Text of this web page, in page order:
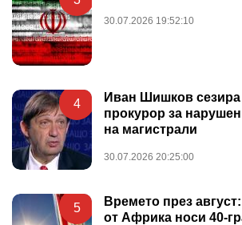
30.07.2026 19:52:10
4
Иван Шишков сезира
прокурор за
на магистрали
30.07.2026 20:25:00
5
Времето през
от Африка носи 40-